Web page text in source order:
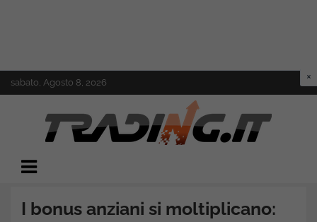
to
sabato, Agosto 8, 2026
Trading.it
I bonus anziani si moltiplicano: